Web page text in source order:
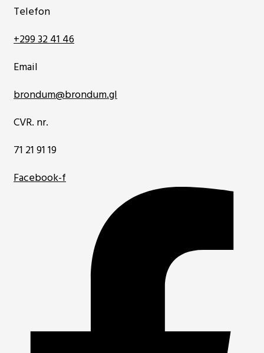
Telefon
+299 32 41 46
Email
brondum@brondum.gl
CVR. nr.
71 21 91 19
Facebook-f